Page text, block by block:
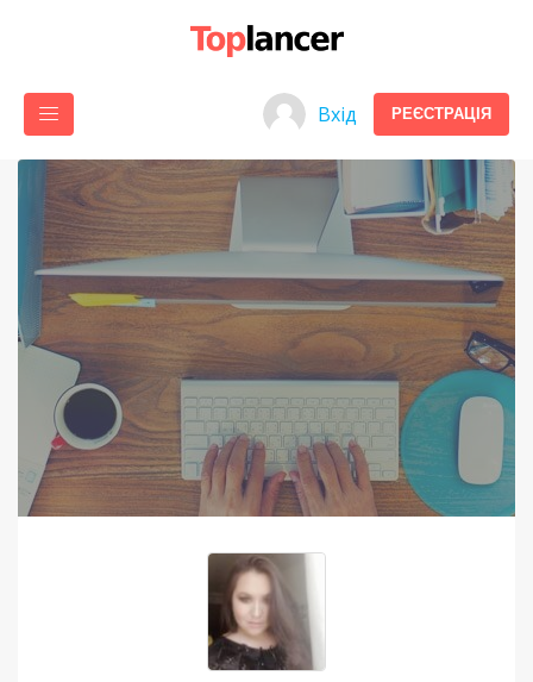
Вхід РЕЄСТРАЦІЯ